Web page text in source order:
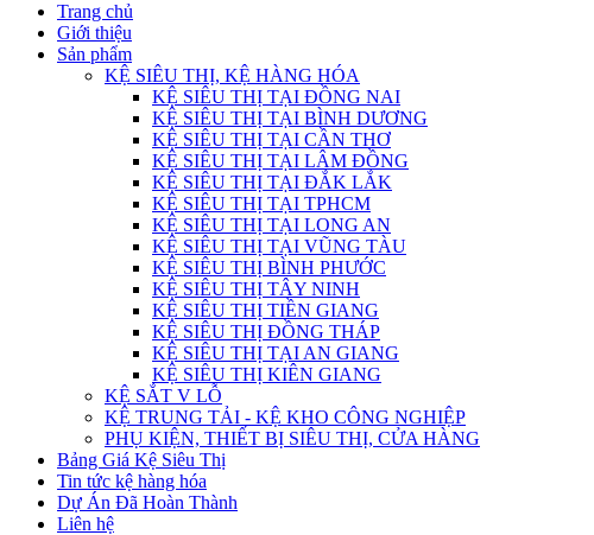
Trang chủ
Giới thiệu
Sản phẩm
KỆ SIÊU THỊ, KỆ HÀNG HÓA
KỆ SIÊU THỊ TẠI ĐỒNG NAI
KỆ SIÊU THỊ TẠI BÌNH DƯƠNG
KỆ SIÊU THỊ TẠI CẦN THƠ
KỆ SIÊU THỊ TẠI LÂM ĐỒNG
KỆ SIÊU THỊ TẠI ĐẮK LẮK
KỆ SIÊU THỊ TẠI TPHCM
KỆ SIÊU THỊ TẠI LONG AN
KỆ SIÊU THỊ TẠI VŨNG TÀU
KỆ SIÊU THỊ BÌNH PHƯỚC
KỆ SIÊU THỊ TÂY NINH
KỆ SIÊU THỊ TIỀN GIANG
KỆ SIÊU THỊ ĐỒNG THÁP
KỆ SIÊU THỊ TẠI AN GIANG
KỆ SIÊU THỊ KIÊN GIANG
KỆ SẮT V LỖ
KỆ TRUNG TẢI - KỆ KHO CÔNG NGHIỆP
PHỤ KIỆN, THIẾT BỊ SIÊU THỊ, CỬA HÀNG
Bảng Giá Kệ Siêu Thị
Tin tức kệ hàng hóa
Dự Án Đã Hoàn Thành
Liên hệ